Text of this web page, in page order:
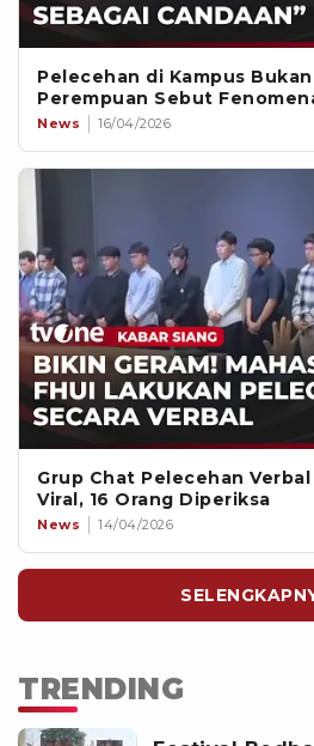
Pelecehan di Kampus
Perempuan Sebut
News 16/04/2026
Grup Chat Pelecehan Verbal
Viral, 16 Orang Diperiksa
News 14/04/2026
TRENDING